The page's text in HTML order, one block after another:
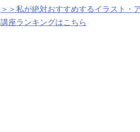
＞＞私が絶対おすすめするイラスト・
講座ランキングはこちら